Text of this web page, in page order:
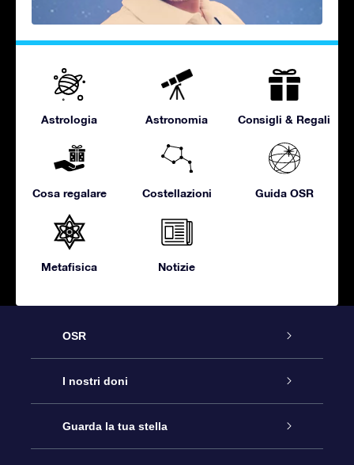
Astrologia Astronomia Consigli & Regali
Cosa regalare Costellazioni Guida OSR
Metafisica Notizie
OSR
Assistenza
Contattaci
I nostri doni
Online Star Gift
Guarda la tua stella